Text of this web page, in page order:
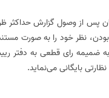
پس از وصول گزارش حداکثر
نظر خود را به صورت مستند
ضمیمه رای قطعی به دفتر
بایگانی‌‌‌ می‌نماید‌‌‌‌.